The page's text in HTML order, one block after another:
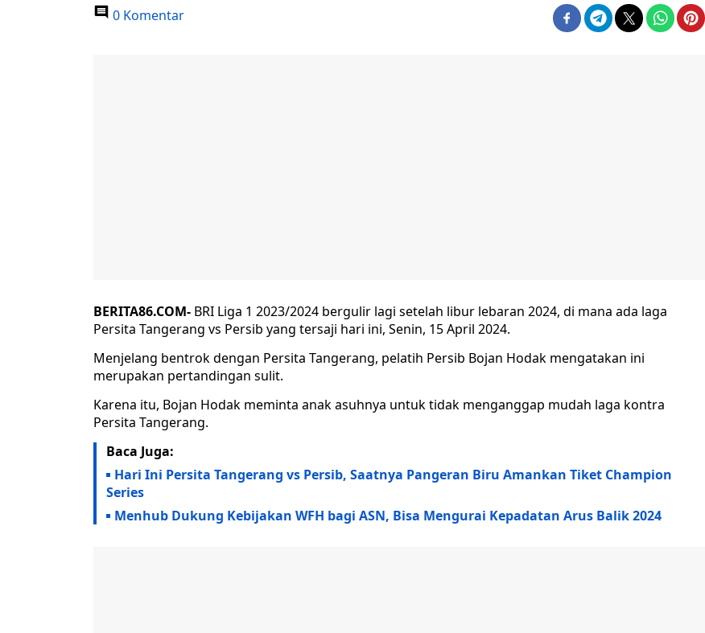
0 Komentar
BERITA86.COM- BRI Liga 1 2023/2024 bergulir lagi setelah libur lebaran 2024, di mana ada laga
Persita Tangerang vs Persib yang tersaji hari ini, Senin, 15 April 2024.
Menjelang bentrok dengan Persita Tangerang, pelatih Persib Bojan Hodak mengatakan ini
merupakan pertandingan sulit.
Karena itu, Bojan Hodak meminta anak asuhnya untuk tidak menganggap mudah laga kontra
Persita Tangerang.
Baca Juga:
Hari Ini Persita Tangerang vs Persib, Saatnya Pangeran Biru Amankan Tiket Champion
Series
Menhub Dukung Kebijakan WFH bagi ASN, Bisa Mengurai Kepadatan Arus Balik 2024